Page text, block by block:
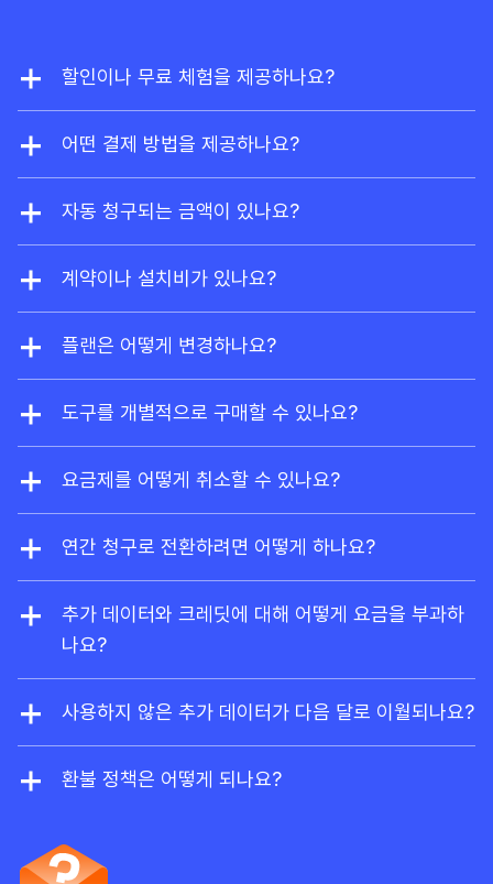
할인이나 무료 체험을 제공하나요?
저희는 할인을 제공하지 않습니다. 하지만 웹사이트
소유자라면Ahrefs Free 에 가입해 사이트 익스플로
니다.
어떤 결제 방법을 제공하나요?
저희는 비자, 마스터카드, 아메리칸 익스프레스, 유니
온페이를 지원합니다. 엔터프라이즈 요금제의 경우,
자동 청구되는 금액이 있나요?
네, 미리 결제하지 않으신 추가 사용자는 사용량에 따
라 자동으로 요금이 청구됩니다. 또한 사용량 기반 크
재 플랜의 한도를 초과할 때 요금이 자동으로 부과됩
계약이나 설치비가 있나요?
계약이나 설치 비용이 없습니다. 언제든지 플랜을 변
경하거나 Ahrefs 구독을 취소할 수 있습니다.
플랜은 어떻게 변경하나요?
계정 설정에서 언제든지 업그레이드하거나 다운그레
이드할 수 있습니다. 업그레이드는 즉시 적용되며, 다
됩니다.
도구를 개별적으로 구매할 수 있나요?
네, 브랜드 레이더는 독립형 도구로 제공됩니다. 구매
시 Ahrefs Free 계정도 함께 제공됩니다.
요금제를 어떻게 취소할 수 있나요?
언제든지 계정 설정에서 플랜을 취소할 수 있습니다.
취소하시면 구독 기간이 끝날 때까지 플랜을 계속 사
플로러 및 사이트 감사에 제한된 무료 접근 권한이 포
함된Ahrefs Free
연간 청구로 전환하려면 어떻게 하나요?
support@ahrefs.com으로 지원팀에 연락해 주세
요.
추가 데이터와 크레딧에 대해 어떻게 요금을 부과하
나요?
사용량 기반 결제로 크레딧 및 데이터를 추가로 활성
화하면, 사용량이 플랜 한도를 초과할 때 자동으로 요
금액으로 선결제할 수도 있습니다.
사용하지 않은 추가 데이터가 다음 달로 이월되나요?
네. 보고서 크레딧, 내보내기 행 수, 크롤링 크레딧,
API 유닛 등과 같은 사용량 기반 결제(PAYG) 항목
을 10월 15일에 구매했다면 해당 크레딧은 12월 20
환불 정책은 어떻게 되나요?
간 구독의 경우, 서비스를 사용하지 않았다면 환불을
요청할 수 있으나, 계정에서 실질적인 활동이 확인될